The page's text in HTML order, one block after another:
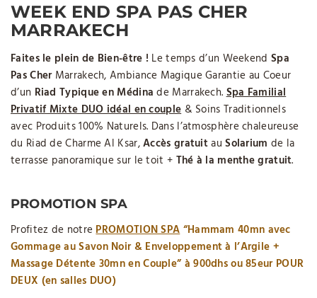
WEEK END SPA PAS CHER
MARRAKECH
Faites le plein de Bien-être ! Le temps d’un Weekend Spa
Pas Cher Marrakech, Ambiance Magique Garantie au Coeur
d’un Riad Typique en Médina de Marrakech.Spa Familial
Privatif Mixte DUO idéal en couple& Soins Traditionnels
avec Produits 100% Naturels. Dans l’atmosphère chaleureuse
du Riad de Charme Al Ksar,Accès gratuitauSolarium de la
terrasse panoramique sur le toit + Thé à la menthe gratuit.
PROMOTION SPA
Profitez de notrePROMOTION SPA“Hammam 40mn avec
Gommage au Savon Noir & Enveloppement à l’Argile +
Massage Détente 30mn en Couple” à 900dhs ou 85eur POUR
DEUX (en salles DUO)